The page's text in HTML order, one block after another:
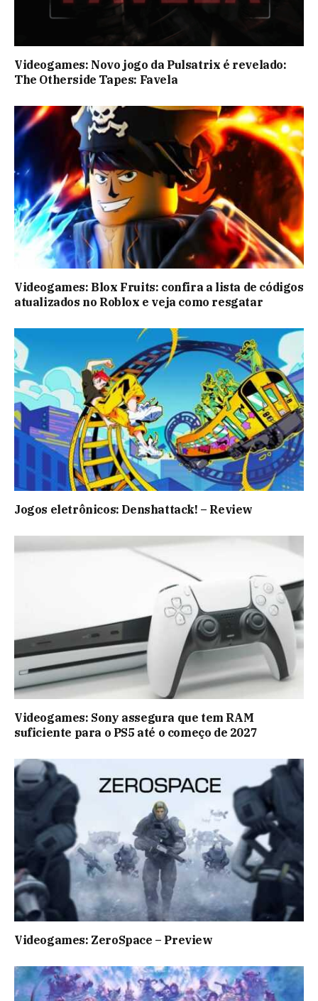
Videogames: Novo jogo da Pulsatrix é revelado:
The Otherside Tapes: Favela
Videogames: Blox Fruits: confira a lista de códigos
atualizados no Roblox e veja como resgatar
Jogos eletrônicos: Denshattack! – Review
Videogames: Sony assegura que tem RAM
suficiente para o PS5 até o começo de 2027
Videogames: ZeroSpace – Preview